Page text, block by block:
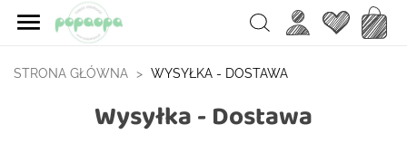
 Search Ulubione
STRONA GŁÓWNA WYSYŁKA - DOSTAWA
Wysyłka - Dostawa